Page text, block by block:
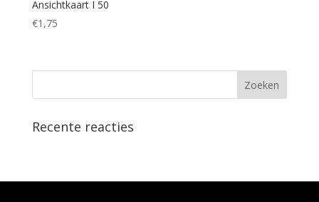
Ansichtkaart I 50
€1,75
Recente reacties